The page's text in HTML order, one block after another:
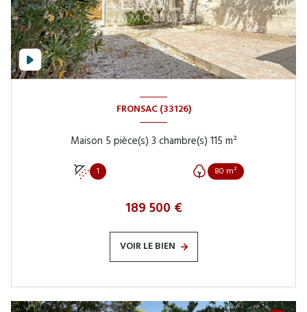
FRONSAC (33126)
Maison 5 pièce(s) 3 chambre(s) 115 m²
1 80 m²
189 500 €
VOIR LE BIEN